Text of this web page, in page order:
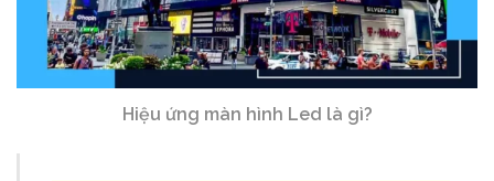
Hiệu ứng màn hình Led là gì?